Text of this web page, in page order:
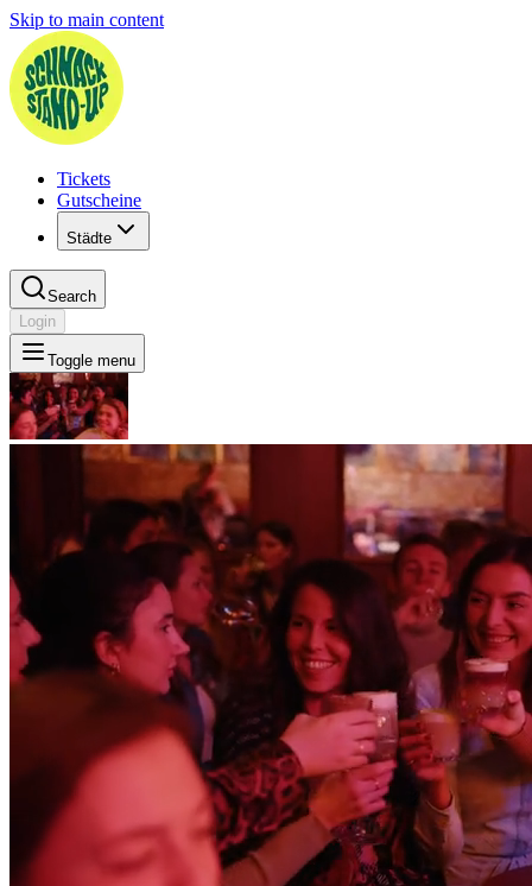
Skip to main content
Tickets
Gutscheine
Städte
Search
Login
Toggle menu